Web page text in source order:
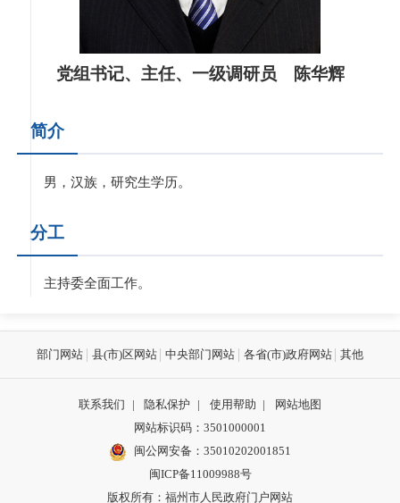
党组书记、主任、一级调研员 陈华辉
简介
男，汉族，研究生学历。
分工
主持委全面工作。
部门网站 县(市)区网站 中央部门网站 各省(市)政府网站 其他
联系我们 | 隐私保护 | 使用帮助 |
网站地图
网站标识码：3501000001
闽公网安备： 35010202001851
闽ICP备11009988号
版权所有：福州市人民政府门户网站